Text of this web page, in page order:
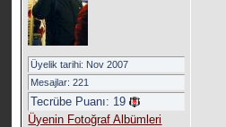
Üyelik tarihi: Nov 2007
Mesajlar: 221
Tecrübe Puanı: 19
Üyenin Fotoğraf Albümleri